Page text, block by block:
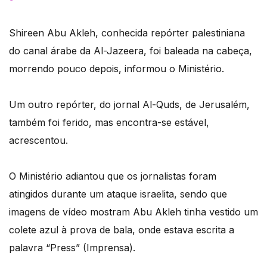
Shireen Abu Akleh, conhecida repórter palestiniana
do canal árabe da Al-Jazeera, foi baleada na cabeça,
morrendo pouco depois, informou o Ministério.
Um outro repórter, do jornal Al-Quds, de Jerusalém,
também foi ferido, mas encontra-se estável,
acrescentou.
O Ministério adiantou que os jornalistas foram
atingidos durante um ataque israelita, sendo que
imagens de vídeo mostram Abu Akleh tinha vestido um
colete azul à prova de bala, onde estava escrita a
palavra “Press” (Imprensa).